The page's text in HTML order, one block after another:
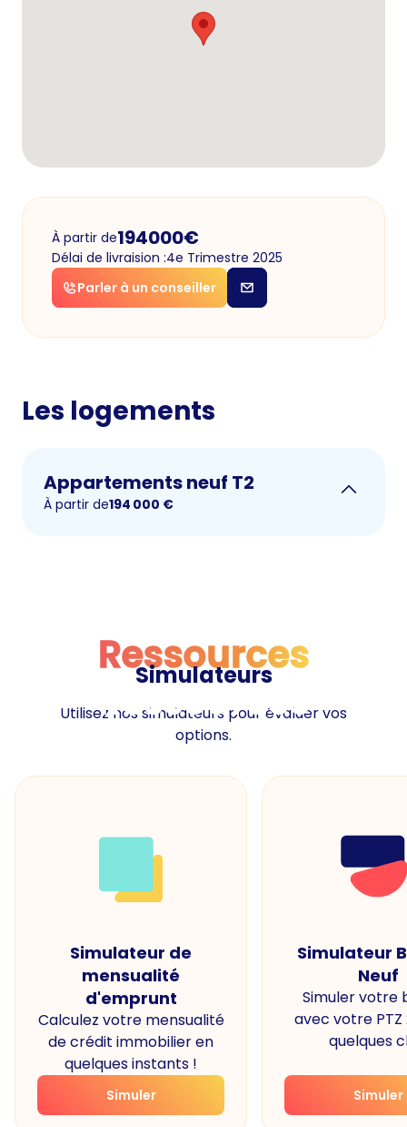
À partir de194000€
Délai de livraision :4e Trimestre 2025
Parler à un conseiller
Les logements
Appartements neuf T2
À partir de194 000 €
Ressources
Ressources
Simulateurs
Utilisez nos simulateurs pour évaluer vos
options.
Simulateur de
mensualité
d'emprunt
Calculez votre mensualité
de crédit immobilier en
quelques instants !
Simuler
Simulateur
Neuf
Simuler votre
avec votre PTZ
quelques
Simuler